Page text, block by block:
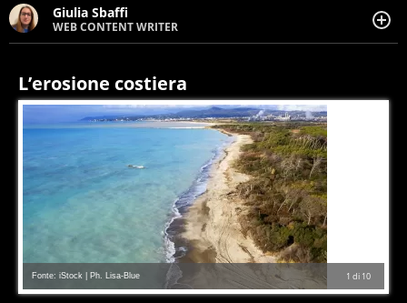
Giulia Sbaffi
WEB CONTENT WRITER
Web content writer appassionata di belle storie e di
natura, le piace tenersi informata su ciò che accade
intorno a lei.
L’erosione costiera
1 di 10
Fonte: iStock | Ph. Lisa-Blue